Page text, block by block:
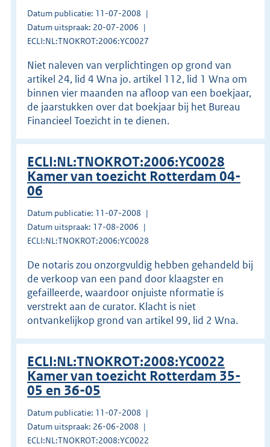
Datum publicatie: 11-07-2008
Datum uitspraak: 20-07-2006
ECLI:NL:TNOKROT:2006:YC0027
Niet naleven van verplichtingen op grond van
artikel 24, lid 4 Wna jo. artikel 112, lid 1 Wna om
binnen vier maanden na afloop van een boekjaar,
de jaarstukken over dat boekjaar bij het Bureau
Financieel Toezicht in te dienen.
ECLI:NL:TNOKROT:2006:YC0028
Kamer van toezicht Rotterdam 04-
06
Datum publicatie: 11-07-2008
Datum uitspraak: 17-08-2006
ECLI:NL:TNOKROT:2006:YC0028
De notaris zou onzorgvuldig hebben gehandeld bij
de verkoop van een pand door klaagster en
gefailleerde, waardoor onjuiste nformatie is
verstrekt aan de curator. Klacht is niet
ontvankelijkop grond van artikel 99, lid 2 Wna.
ECLI:NL:TNOKROT:2008:YC0022
Kamer van toezicht Rotterdam 35-
05 en 36-05
Datum publicatie: 11-07-2008
Datum uitspraak: 26-06-2008
ECLI:NL:TNOKROT:2008:YC0022